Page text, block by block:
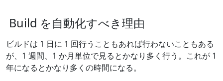
Build を自動化すべき理由
ビルドは 1 日に 1 回行うこともあれば行わないこともある
が、1 週間、1 か月単位で見るとかなり多く行う。これが 1
年になるとかなり多くの時間になる。